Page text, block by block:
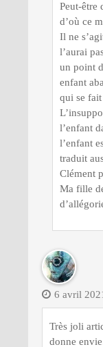
Peut-être
d’où ce
Il ne
l’aurai
un point
enfant
qui se
l’enfant
l’enfant
traduit
Clément
Ma fille
6 avril
Très joli
donne